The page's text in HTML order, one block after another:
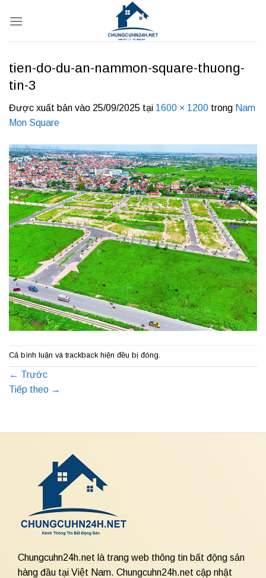
qua
tien-do-du-an-nammon-square-thuong-
tin-3
Được xuất bản vào 25/09/2025 tại 1600 × 1200 trong Nam
Mon Square
Cả bình luận và trackback hiện đều bị đóng.
← Trước
Tiếp theo →
Chungcuhn24h.net là trang web thông tin bất động sản
hàng đầu tại Việt Nam. Chungcuhn24h.net cập nhật